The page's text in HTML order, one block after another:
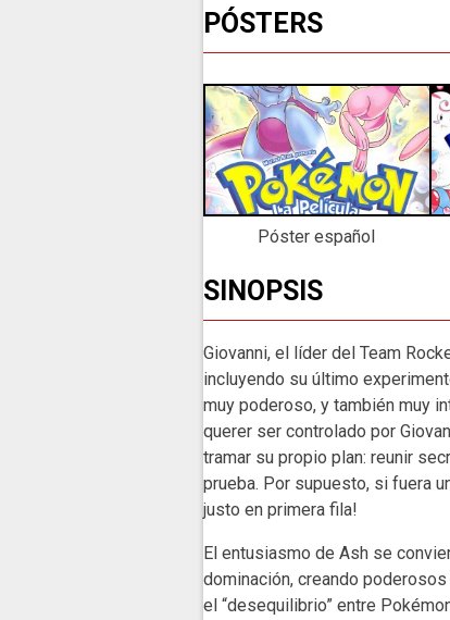
PÓSTERS
Póster español
SINOPSIS
Giovanni, el líder del Team
incluyendo su último
muy poderoso, y también muy
querer ser controlado por
tramar su propio plan: reunir
prueba. Por supuesto, si fuera
justo en primera fila!
El entusiasmo de Ash se
dominación, creando
el “desequilibrio” entre